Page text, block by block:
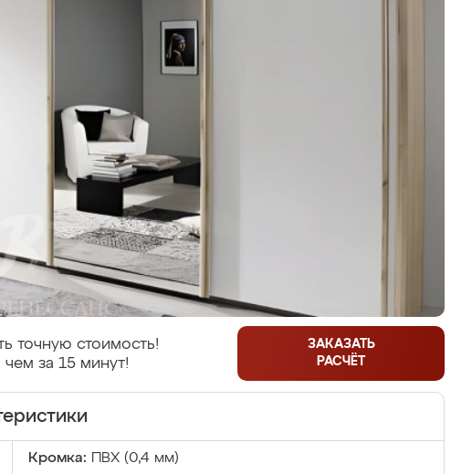
точную стоимость!
за 15 минут!
ЗАКАЗАТЬ
РАСЧЁТ
Кромка: ПВХ (0,4 мм)